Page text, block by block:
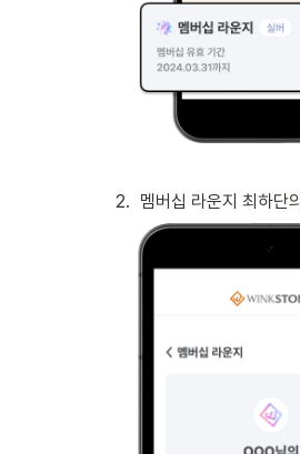
2. 멤버십 라운지 최하단의